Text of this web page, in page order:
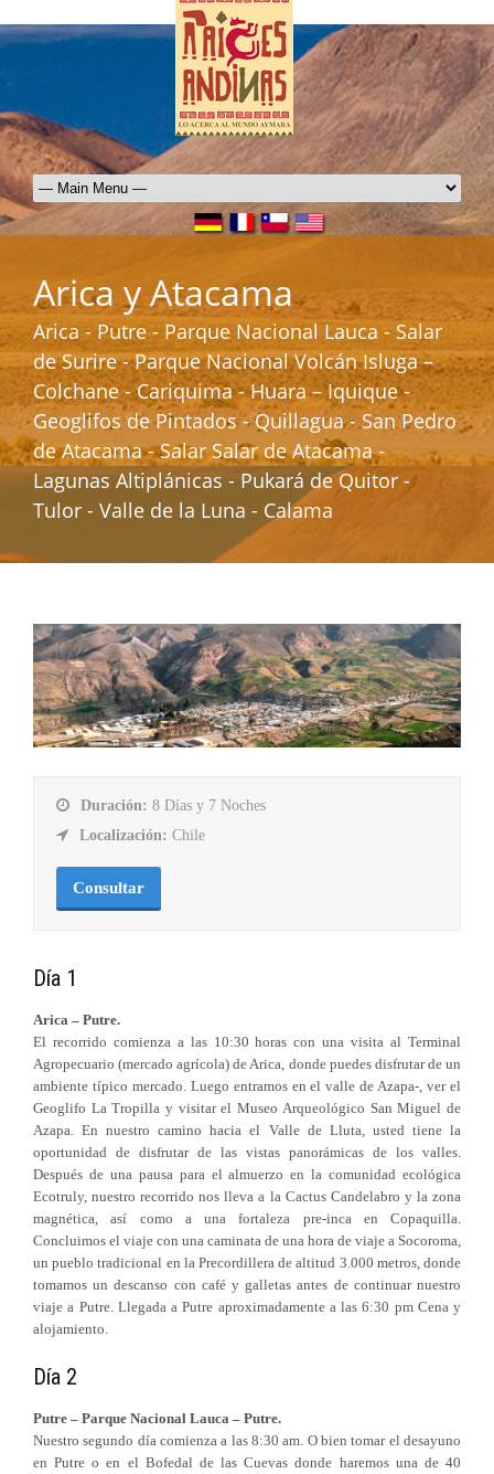
Arica y Atacama
Arica - Putre - Parque Nacional Lauca - Salar
de Surire - Parque Nacional Volcán Isluga –
Colchane - Cariquima - Huara – Iquique -
Geoglifos de Pintados - Quillagua - San Pedro
de Atacama - Salar Salar de Atacama -
Lagunas Altiplánicas - Pukará de Quitor -
Tulor - Valle de la Luna - Calama
Duración: 8 Días y 7 Noches
Localización: Chile
Consultar
Día 1
Arica – Putre.
El recorrido comienza a las 10:30 horas con una visita al Terminal
Agropecuario (mercado agrícola) de Arica, donde puedes disfrutar de un
ambiente típico mercado. Luego entramos en el valle de Azapa-, ver el
Geoglifo La Tropilla y visitar el Museo Arqueológico San Miguel de
Azapa. En nuestro camino hacia el Valle de Lluta, usted tiene la
oportunidad de disfrutar de las vistas panorámicas de los valles.
Después de una pausa para el almuerzo en la comunidad ecológica
Ecotruly, nuestro recorrido nos lleva a la Cactus Candelabro y la zona
magnética, así como a una fortaleza pre-inca en Copaquilla.
Concluimos el viaje con una caminata de una hora de viaje a Socoroma,
un pueblo tradicional en la Precordillera de altitud 3.000 metros, donde
tomamos un descanso con café y galletas antes de continuar nuestro
viaje a Putre. Llegada a Putre aproximadamente a las 6:30 pm Cena y
alojamiento.
Día 2
Putre – Parque Nacional Lauca – Putre.
Nuestro segundo día comienza a las 8:30 am. O bien tomar el desayuno
en Putre o en el Bofedal de las Cuevas donde haremos una de 40